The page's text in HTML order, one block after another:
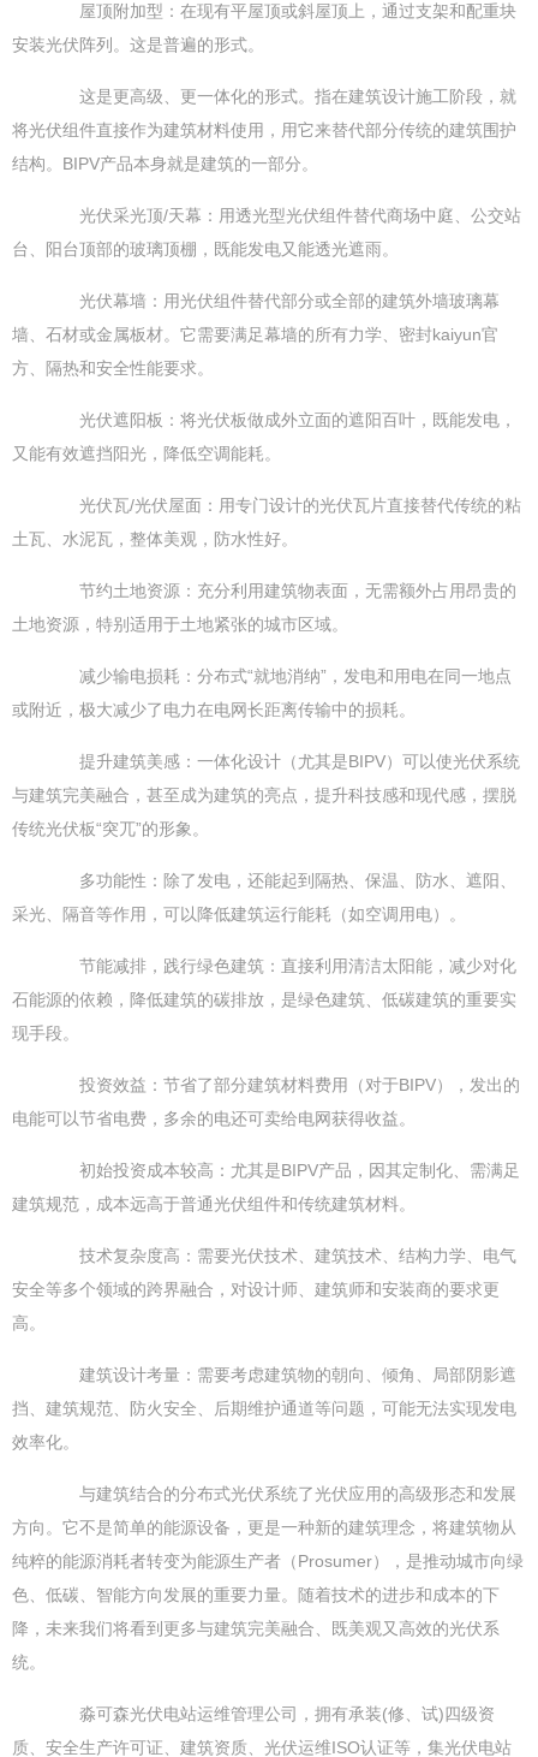
屋顶附加型：在现有平屋顶或斜屋顶上，通过支架和配重块
安装光伏阵列。这是普遍的形式。
这是更高级、更一体化的形式。指在建筑设计施工阶段，就
将光伏组件直接作为建筑材料使用，用它来替代部分传统的建筑围护
结构。BIPV产品本身就是建筑的一部分。
光伏采光顶/天幕：用透光型光伏组件替代商场中庭、公交站
台、阳台顶部的玻璃顶棚，既能发电又能透光遮雨。
光伏幕墙：用光伏组件替代部分或全部的建筑外墙玻璃幕
墙、石材或金属板材。它需要满足幕墙的所有力学、密封kaiyun官
方、隔热和安全性能要求。
光伏遮阳板：将光伏板做成外立面的遮阳百叶，既能发电，
又能有效遮挡阳光，降低空调能耗。
光伏瓦/光伏屋面：用专门设计的光伏瓦片直接替代传统的粘
土瓦、水泥瓦，整体美观，防水性好。
节约土地资源：充分利用建筑物表面，无需额外占用昂贵的
土地资源，特别适用于土地紧张的城市区域。
减少输电损耗：分布式“就地消纳”，发电和用电在同一地点
或附近，极大减少了电力在电网长距离传输中的损耗。
提升建筑美感：一体化设计（尤其是BIPV）可以使光伏系统
与建筑完美融合，甚至成为建筑的亮点，提升科技感和现代感，摆脱
传统光伏板“突兀”的形象。
多功能性：除了发电，还能起到隔热、保温、防水、遮阳、
采光、隔音等作用，可以降低建筑运行能耗（如空调用电）。
节能减排，践行绿色建筑：直接利用清洁太阳能，减少对化
石能源的依赖，降低建筑的碳排放，是绿色建筑、低碳建筑的重要实
现手段。
投资效益：节省了部分建筑材料费用（对于BIPV），发出的
电能可以节省电费，多余的电还可卖给电网获得收益。
初始投资成本较高：尤其是BIPV产品，因其定制化、需满足
建筑规范，成本远高于普通光伏组件和传统建筑材料。
技术复杂度高：需要光伏技术、建筑技术、结构力学、电气
安全等多个领域的跨界融合，对设计师、建筑师和安装商的要求更
高。
建筑设计考量：需要考虑建筑物的朝向、倾角、局部阴影遮
挡、建筑规范、防火安全、后期维护通道等问题，可能无法实现发电
效率化。
与建筑结合的分布式光伏系统了光伏应用的高级形态和发展
方向。它不是简单的能源设备，更是一种新的建筑理念，将建筑物从
纯粹的能源消耗者转变为能源生产者（Prosumer），是推动城市向绿
色、低碳、智能方向发展的重要力量。随着技术的进步和成本的下
降，未来我们将看到更多与建筑完美融合、既美观又高效的光伏系
统。
淼可森光伏电站运维管理公司，拥有承装(修、试)四级资
质、安全生产许可证、建筑资质、光伏运维ISO认证等，集光伏电站